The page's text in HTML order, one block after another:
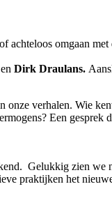
achteloos omgaan
en Dirk Draulans.
verhalen. Wie
Een gesprek
Gelukkig zien we
praktijken het